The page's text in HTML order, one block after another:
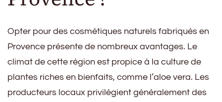
Opter pour des cosmétiques naturels fabriqués en
Provence présente de nombreux avantages. Le
climat de cette région est propice à la culture de
plantes riches en bienfaits, comme l’aloe vera. Les
producteurs locaux privilégient généralement des